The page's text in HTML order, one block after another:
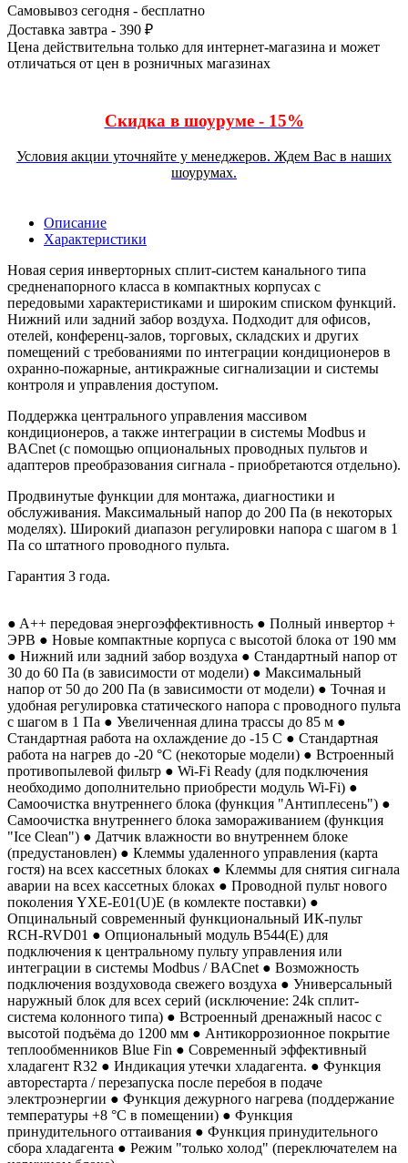
Самовывоз сегодня - бесплатно
Доставка завтра - 390 ₽
Цена действительна только для интернет-магазина и может
отличаться от цен в розничных магазинах
Скидка в шоуруме - 15%
Условия акции уточняйте у менеджеров. Ждем Вас в наших
шоурумах.
Описание
Характеристики
Новая серия инверторных сплит-систем канального типа
средненапорного класса в компактных корпусах с
передовыми характеристиками и широким списком функций.
Нижний или задний забор воздуха. Подходит для офисов,
отелей, конференц-залов, торговых, складских и других
помещений с требованиями по интеграции кондиционеров в
охранно-пожарные, антикражные сигнализации и системы
контроля и управления доступом.
Поддержка центрального управления массивом
кондиционеров, а также интеграции в системы Modbus и
BACnet (с помощью опциональных проводных пультов и
адаптеров преобразования сигнала - приобретаются отдельно).
Продвинутые функции для монтажа, диагностики и
обслуживания. Максимальный напор до 200 Па (в некоторых
моделях). Широкий диапазон регулировки напора с шагом в 1
Па со штатного проводного пульта.
Гарантия 3 года.
● A++ передовая энергоэффективность ● Полный инвертор +
ЭРВ ● Новые компактные корпуса с высотой блока от 190 мм
● Нижний или задний забор воздуха ● Стандартный напор от
30 до 60 Па (в зависимости от модели) ● Максимальный
напор от 50 до 200 Па (в зависимости от модели) ● Точная и
удобная регулировка статического напора с проводного пульта
с шагом в 1 Па ● Увеличенная длина трассы до 85 м ●
Стандартная работа на охлаждение до -15 С ● Стандартная
работа на нагрев до -20 °С (некоторые модели) ● Встроенный
противопылевой фильтр ● Wi-Fi Ready (для подключения
необходимо дополнительно приобрести модуль Wi-Fi) ●
Самоочистка внутреннего блока (функция "Антиплесень") ●
Самоочистка внутреннего блока замораживанием (функция
"Ice Clean") ● Датчик влажности во внутреннем блоке
(предустановлен) ● Клеммы удаленного управления (карта
гостя) на всех кассетных блоках ● Клеммы для снятия сигнала
аварии на всех кассетных блоках ● Проводной пульт нового
поколения YXE-E01(U)E (в комлекте поставки) ●
Опцинальный современный функциональный ИК-пульт
RCH-RVD01 ● Опциональный модуль B544(E) для
подключения к центральному пульту управления или
интеграции в системы Modbus / BACnet ● Возможность
подключения воздуховода свежего воздуха ● Универсальный
наружный блок для всех серий (исключение: 24k сплит-
система колонного типа) ● Встроенный дренажный насос с
высотой подъёма до 1200 мм ● Антикоррозионное покрытие
теплообменников Blue Fin ● Современный эффективный
хладагент R32 ● Индикация утечки хладагента. ● Функция
авторестарта / перезапуска после перебоя в подаче
электроэнергии ● Функция дежурного нагрева (поддержание
температуры +8 °С в помещении) ● Функция
принудительного оттаивания ● Функция принудительного
сбора хладагента ● Режим "только холод" (переключателем на